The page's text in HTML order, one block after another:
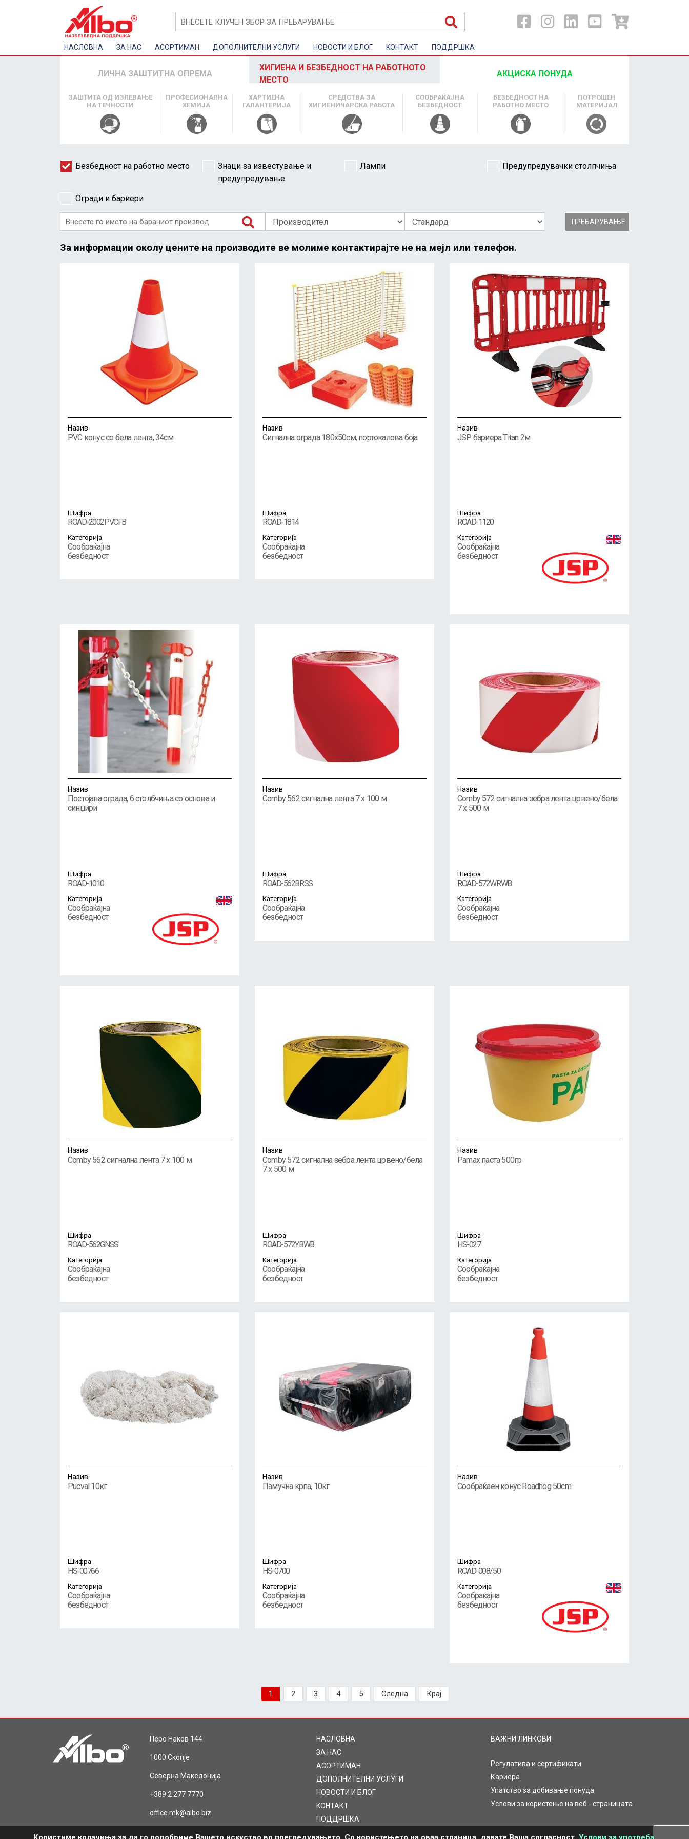
НАСЛОВНА ЗА НАС AСОРТИМАН ДОПОЛНИТЕЛНИ УСЛУГИ НОВОСТИ И БЛОГ KOНТАКТ ПОДДРШКА
ЛИЧНА ЗАШТИТНА ОПРЕМА
ХИГИЕНА И БЕЗБЕДНОСТ НА РАБОТНОТО
МЕСТО
АКЦИСКА ПОНУДА
ЗАШТИТА ОД ИЗЛЕВАЊЕ
НА ТЕЧНОСТИ
ПРОФЕСИОНАЛНА
ХЕМИЈА
ХАРТИЕНА
ГАЛАНТЕРИЈА
СРЕДСТВА ЗА
ХИГИЕНИЧАРСКА РАБОТА
СООБРАЌАЈНА
БЕЗБЕДНОСТ
БЕЗБЕДНОСТ НА
РАБОТНО МЕСТО
ПОТРОШЕН
МАТЕРИЈАЛ
Безбедност на работно место
Знаци за известување и
предупредување
Лампи Предупредувачки столпчиња
Огради и бариери
ПРЕБАРУВАЊЕ
За информации околу цените на производите ве молиме контактирајте не на мејл или телефон.
Назив
PVC конус со бела лента, 34см
Шифра
ROAD-2002PVCFB
Категорија
Сообраќајна
безбедност
Назив
Сигнална ограда 180x50см, портокалова боја
Шифра
ROAD-1814
Категорија
Сообраќајна
безбедност
Назив
JSP бариера Titan 2м
Шифра
ROAD-1120
Категорија
Сообраќајна
безбедност
Назив
Постојана ограда, 6 столбчиња со основа и
синџири
Шифра
ROAD-1010
Категорија
Сообраќајна
безбедност
Назив
Comby 562 сигнална лента 7 x 100 м
Шифра
ROAD-562BRSS
Категорија
Сообраќајна
безбедност
Назив
Comby 572 сигнална зебра лента црвено/бела
7 x 500 м
Шифра
ROAD-572WRWB
Категорија
Сообраќајна
безбедност
Назив
Comby 562 сигнална лента 7 x 100 м
Шифра
ROAD-562GNSS
Категорија
Сообраќајна
безбедност
Назив
Comby 572 сигнална зебра лента црвено/бела
7 x 500 м
Шифра
ROAD-572YBWB
Категорија
Сообраќајна
безбедност
Назив
Pamax паста 500гр
Шифра
HS-027
Категорија
Сообраќајна
безбедност
Назив
Pucval 10кг
Шифра
HS-00766
Категорија
Сообраќајна
безбедност
Назив
Памучна крпа, 10кг
Шифра
HS-0700
Категорија
Сообраќајна
безбедност
Назив
Сообраќаен конус Roadhog 50cm
Шифра
ROAD-008/50
Категорија
Сообраќајна
безбедност
1 2 3 4 5 Следна Крај
Перо Наков 144
1000 Скопје
Северна Македонија
+389 2 277 7770
office.mk@albo.biz
НАСЛОВНА
ЗА НАС
AСОРТИМАН
ДОПОЛНИТЕЛНИ УСЛУГИ
НОВОСТИ И БЛОГ
KOНТАКТ
ПОДДРШКА
ВАЖНИ ЛИНКОВИ
Регулатива и сертификати
Кариера
Упатство за добивање понуда
Услови за користење на веб - страницата